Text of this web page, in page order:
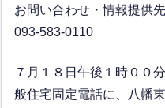
お問い合わせ・情報提供先
093-583-0110
７月１８日午後１時００
般住宅固定電話に、八幡